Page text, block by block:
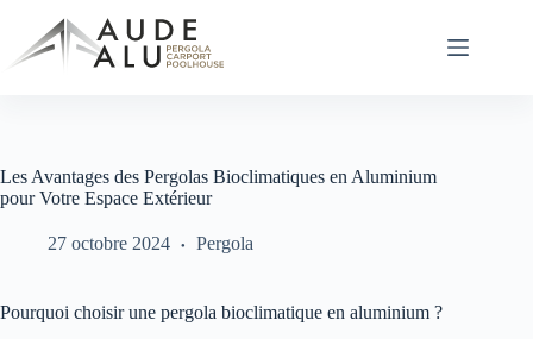
contenu
Les Avantages des Pergolas Bioclimatiques en Aluminium
pour Votre Espace Extérieur
27 octobre 2024 Pergola
Pourquoi choisir une pergola bioclimatique en aluminium ?